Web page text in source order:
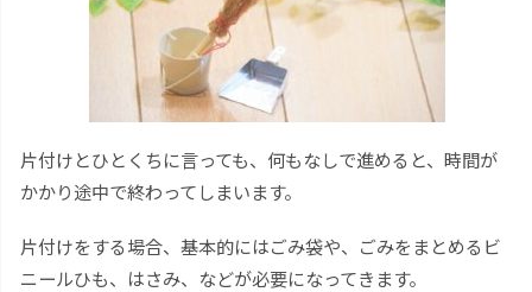
片付けとひとくちに言っても、何もなしで進めると、時間が
かかり途中で終わってしまいます。
片付けをする場合、基本的にはごみ袋や、ごみをまとめるビ
ニールひも、はさみ、などが必要になってきます。